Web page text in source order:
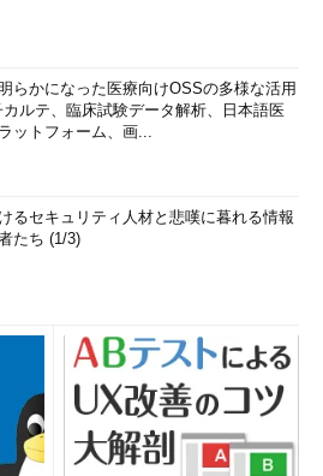
らかになった医療向けOSSの多様な活用
ルテ、臨床試験データ解析、日本語医
ットフォーム、画...
るセキュリティ人材と悲嘆に暮れる情報
たち (1/3)